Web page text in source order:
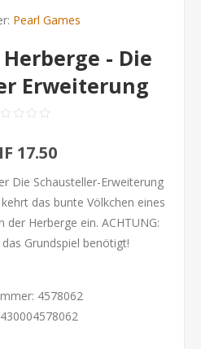
Pearl Games
- Die
Erweiterung
17.50
Die Schausteller-Erweiterung
das bunte Völkchen eines
der Herberge ein. ACHTUNG:
Grundspiel benötigt!
4578062